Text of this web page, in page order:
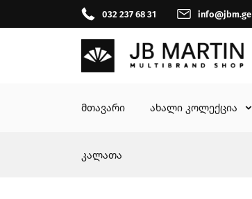
032 237 68 31 info@jbm.ge
მთავარი ახალი კოლექცია
კალათა